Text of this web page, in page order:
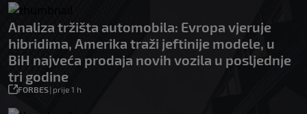
Analiza tržišta automobila: Evropa vjeruje
hibridima, Amerika traži jeftinije modele, u
BiH najveća prodaja novih vozila u posljednje
tri godine
FORBES| prije 1 h